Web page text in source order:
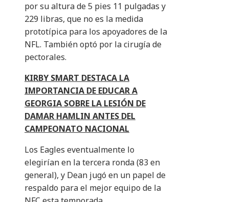
por su altura de 5 pies 11 pulgadas y
229 libras, que no es la medida
prototípica para los apoyadores de la
NFL. También optó por la cirugía de
pectorales.
KIRBY SMART DESTACA LA
IMPORTANCIA DE EDUCAR A
GEORGIA SOBRE LA LESIÓN DE
DAMAR HAMLIN ANTES DEL
CAMPEONATO NACIONAL
Los Eagles eventualmente lo
elegirían en la tercera ronda (83 en
general), y Dean jugó en un papel de
respaldo para el mejor equipo de la